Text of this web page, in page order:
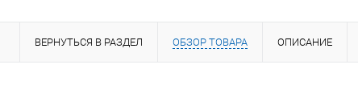
ВЕРНУТЬСЯ В РАЗДЕЛ ОБЗОР ТОВАРА ОПИСАНИЕ